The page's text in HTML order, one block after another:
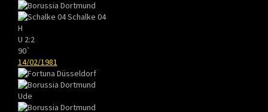
Schalke 04
H
U 2:2
90`
14/02/1981
Ude